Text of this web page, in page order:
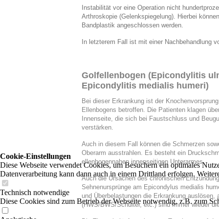
Instabilität vor eine Operation nicht
Arthroskopie (Gelenkspiegelung). Hierbei
Bandplastik angeschlossen werden.
In letzterem Fall ist mit einer Nachbehandlung
Golfellenbogen (Epicondylitis
Epicondylitis medialis humeri)
Bei dieser Erkrankung ist der
Ellenbogens betroffen. Die Patienten klagen
Innenseite, die sich bei Faustschluss und
verstärken.
Auch in diesem Fall können die Schmerzen
Oberarm ausstrahlen. Es besteht ein
ellenbogennahen innenseitigen Unterarmes.
Auch die Ursachen des chronischen
Sehnenursprünge am Epicondylus medialis
und Überbelastungen die Erkrankung
(HWS/BWS/Schulter, etc.) sind immer wieder
Cookie-Einstellungen
Diese Webseite verwendet Cookies, um Besuchern ein optimales
Datenverarbeitung kann dann auch in einem Drittland erfolgen.
Technisch notwendige
Diese Cookies sind zum Betrieb der Webseite notwendig, z.B. zum